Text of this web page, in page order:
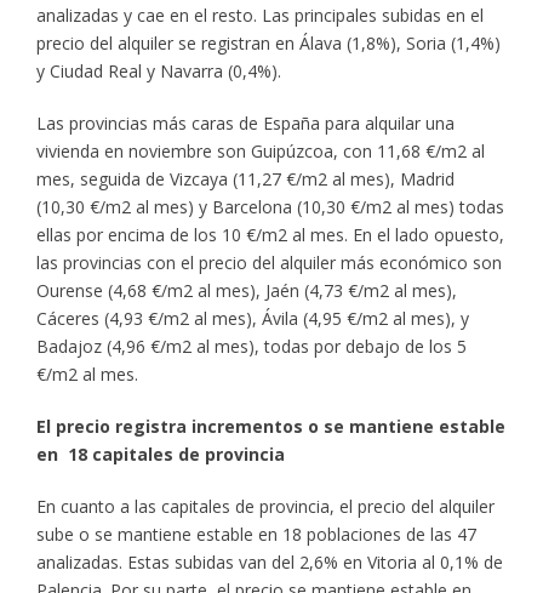
analizadas y cae en el resto. Las principales subidas en el
precio del alquiler se registran en Álava (1,8%), Soria (1,4%)
y Ciudad Real y Navarra (0,4%).
Las provincias más caras de España para alquilar una
vivienda en noviembre son Guipúzcoa, con 11,68 €/m2 al
mes, seguida de Vizcaya (11,27 €/m2 al mes), Madrid
(10,30 €/m2 al mes) y Barcelona (10,30 €/m2 al mes) todas
ellas por encima de los 10 €/m2 al mes. En el lado opuesto,
las provincias con el precio del alquiler más económico son
Ourense (4,68 €/m2 al mes), Jaén (4,73 €/m2 al mes),
Cáceres (4,93 €/m2 al mes), Ávila (4,95 €/m2 al mes), y
Badajoz (4,96 €/m2 al mes), todas por debajo de los 5
€/m2 al mes.
El precio registra incrementos o se mantiene estable
en 18 capitales de provincia
En cuanto a las capitales de provincia, el precio del alquiler
sube o se mantiene estable en 18 poblaciones de las 47
analizadas. Estas subidas van del 2,6% en Vitoria al 0,1% de